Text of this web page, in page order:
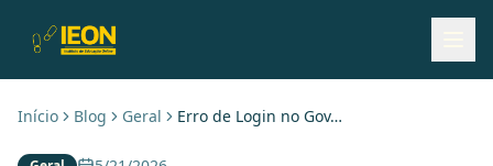
Início Blog Geral Erro de Login no Gov.br: Soluções Práticas para Acessar seus Serviços